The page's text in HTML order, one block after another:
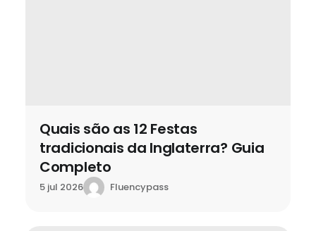
Quais são as 12 Festas
tradicionais da Inglaterra? Guia
Completo
5 jul 2026 Fluencypass